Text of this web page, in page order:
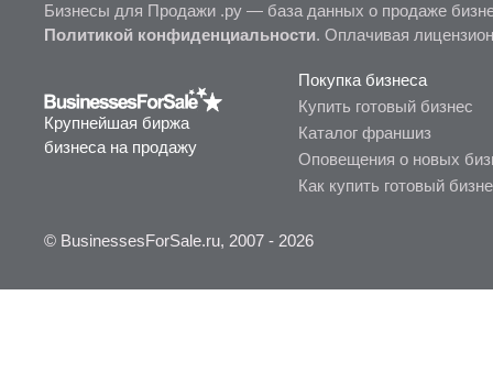
Бизнесы для Продажи .ру — база данных о продаже
Политикой конфиденциальности. Оплачивая
Крупнейшая биржа
бизнеса на продажу
Покупка бизнеса
Купить готовый бизнес
Каталог франшиз
Оповещения о новых
Как купить готовый
© BusinessesForSale.ru, 2007 - 2026